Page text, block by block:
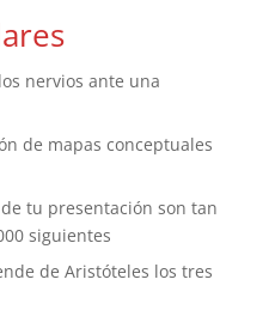
nervios ante una
de mapas conceptuales
tu presentación son tan
siguientes
de Aristóteles los tres